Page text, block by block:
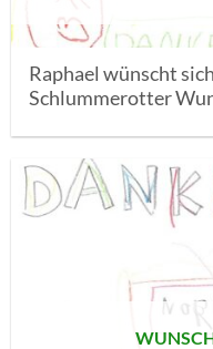
Raphael wünscht
Schlummerotter